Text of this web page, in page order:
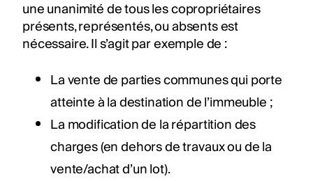
une unanimité de tous les copropriétaires
présents, représentés, ou absents est
nécessaire. Il s’agit par exemple de :
La vente de parties communes qui porte
atteinte à la destination de l’immeuble ;
La modification de la répartition des
charges (en dehors de travaux ou de la
vente/achat d’un lot).